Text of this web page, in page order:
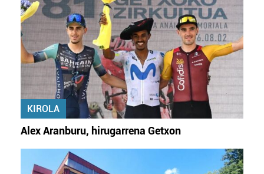
KIROLA
Alex Aranburu, hirugarrena Getxon